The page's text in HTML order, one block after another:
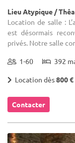
Lieu Atypique /
Location de salle :
est désormais
privés. Notre salle
1-60 392
Location dès800 €
Contacter